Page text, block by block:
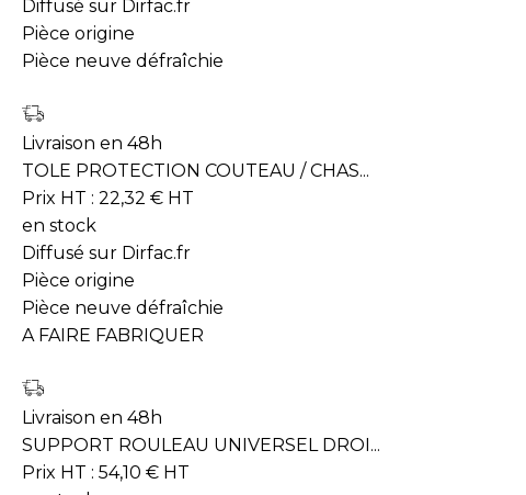
Diffusé sur Dirfac.fr
Pièce origine
Pièce neuve défraîchie
Livraison en 48h
TOLE PROTECTION COUTEAU / CHAS...
Prix HT : 22,32 € HT
en stock
Diffusé sur Dirfac.fr
Pièce origine
Pièce neuve défraîchie
A FAIRE FABRIQUER
Livraison en 48h
SUPPORT ROULEAU UNIVERSEL DROI...
Prix HT : 54,10 € HT